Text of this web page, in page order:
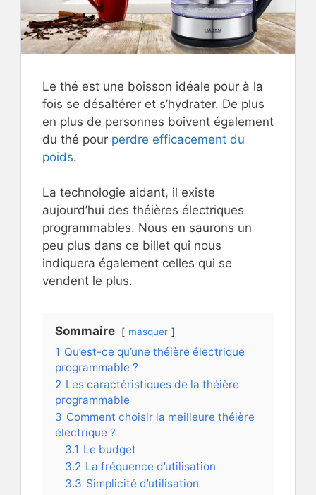
Le thé est une boisson idéale pour à la
fois se désaltérer et s’hydrater. De plus
en plus de personnes boivent également
du thé pour perdre efficacement du
poids.
La technologie aidant, il existe
aujourd’hui des théières électriques
programmables. Nous en saurons un
peu plus dans ce billet qui nous
indiquera également celles qui se
vendent le plus.
Sommaire masquer
1 Qu’est-ce qu’une théière électrique
programmable ?
2 Les caractéristiques de la théière
programmable
3 Comment choisir la meilleure théière
électrique ?
3.1 Le budget
3.2 La fréquence d’utilisation
3.3 Simplicité d’utilisation